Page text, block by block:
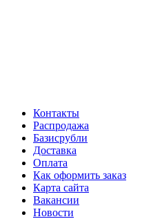
Контакты
Распродажа
Базисрубли
Доставка
Оплата
Как оформить заказ
Карта сайта
Вакансии
Новости